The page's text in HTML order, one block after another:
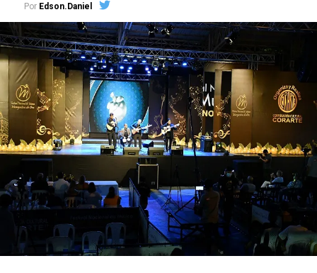
Por Edson.Daniel